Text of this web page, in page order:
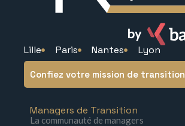
Lille Paris Nantes Lyon
Confiez votre mission de transition
Managers de Transition
La communauté de managers